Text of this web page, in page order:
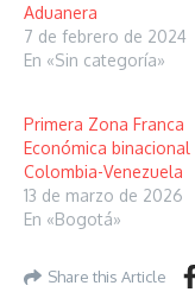
Aduanera
7 de febrero de 2024
En «Sin categoría»
Primera Zona Franca
Económica binacional
Colombia-Venezuela
13 de marzo de 2026
En «Bogotá»
Share this Article